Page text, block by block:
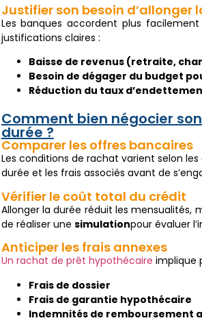
Justifier son besoin d’allonger
Les banques accordent plus facilement
justifications claires :
Baisse de revenus (retraite,
Besoin de dégager du budget
Réduction du taux
Comment bien négocier
durée ?
Comparer les offres bancaires
Les conditions de rachat varient selon
durée et les frais associés avant de
Vérifier le coût total du crédit
Allonger la durée réduit les
de réaliser une simulationpour évaluer
Anticiper les frais annexes
Un rachat de prêt hypothécaire implique
Frais de dossier
Frais de garantie hypothécaire
Indemnités de remboursement